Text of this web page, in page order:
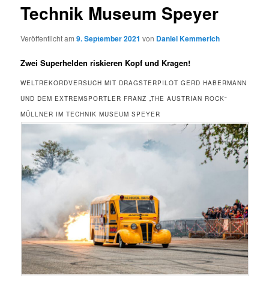
Technik Museum Speyer
Veröffentlicht am9. September 2021 von Daniel Kemmerich
Zwei Superhelden riskieren Kopf und Kragen!
WELTREKORDVERSUCH MIT DRAGSTERPILOT GERD HABERMANN
UND DEM EXTREMSPORTLER FRANZ „THE AUSTRIAN ROCK“
MÜLLNER IM TECHNIK MUSEUM SPEYER